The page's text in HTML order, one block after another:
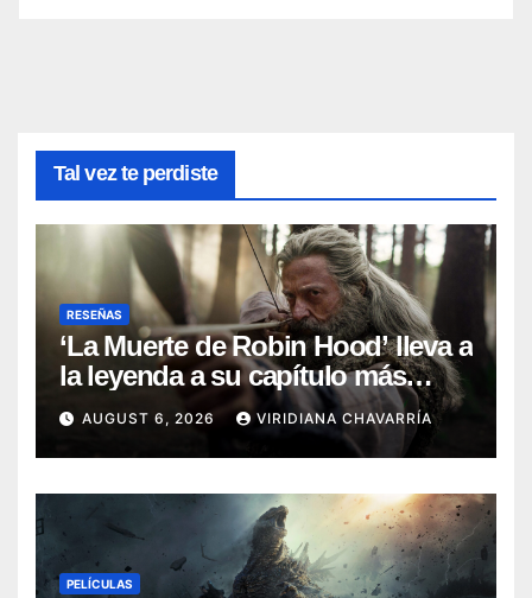
Tal vez te perdiste
RESEÑAS
‘La Muerte de Robin Hood’ lleva a
la leyenda a su capítulo más
oscuro (Reseña)
AUGUST 6, 2026 VIRIDIANA CHAVARRÍA
PELÍCULAS